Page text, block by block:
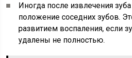
Иногда после извлечения
положение соседних зубов.
развитием воспаления, если
удалены не полностью.